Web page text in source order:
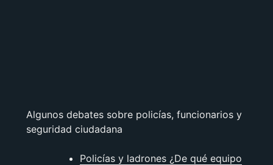
Algunos debates sobre policías, funcionarios y
seguridad ciudadana
Policías y ladrones ¿De qué equipo